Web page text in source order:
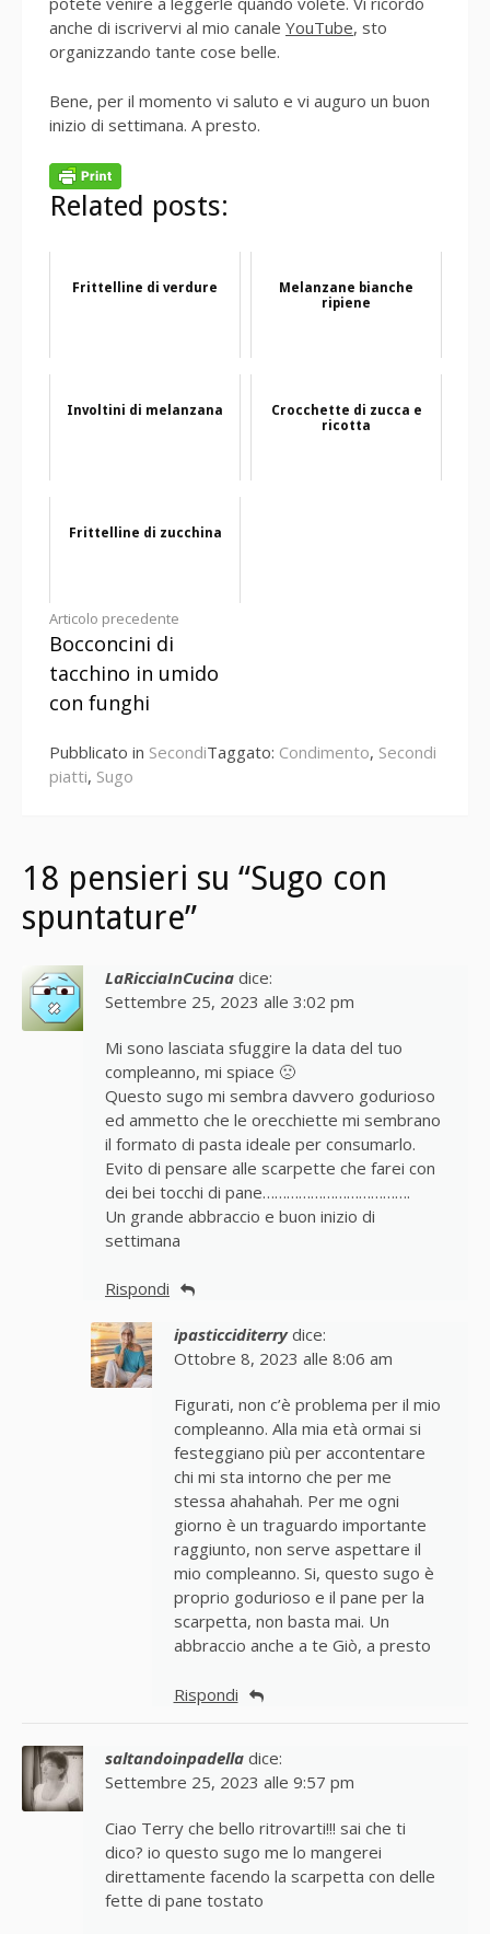
anche di iscrivervi al mio canale YouTube, sto
organizzando tante cose belle.
Bene, per il momento vi saluto e vi auguro un buon
inizio di settimana. A presto.
Related posts:
Frittelline di verdure
Melanzane bianche
ripiene
Involtini di melanzana
Crocchette di zucca e
ricotta
Frittelline di zucchina
Continua
a
leggere
Articolo precedente
Bocconcini di
tacchino in umido
con funghi
Pubblicato in SecondiTaggato: Condimento, Secondi
piatti, Sugo
18 pensieri su “Sugo con
spuntature”
LaRicciaInCucina dice:
Settembre 25, 2023 alle 3:02 pm
Mi sono lasciata sfuggire la data del tuo
compleanno, mi spiace 🙁
Questo sugo mi sembra davvero godurioso
ed ammetto che le orecchiette mi sembrano
il formato di pasta ideale per consumarlo.
Evito di pensare alle scarpette che farei con
dei bei tocchi di pane……………………………….
Un grande abbraccio e buon inizio di
settimana
Rispondi
ipasticciditerry dice:
Ottobre 8, 2023 alle 8:06 am
Figurati, non c’è problema per il mio
compleanno. Alla mia età ormai si
festeggiano più per accontentare
chi mi sta intorno che per me
stessa ahahahah. Per me ogni
giorno è un traguardo importante
raggiunto, non serve aspettare il
mio compleanno. Si, questo sugo è
proprio godurioso e il pane per la
scarpetta, non basta mai. Un
abbraccio anche a te Giò, a presto
Rispondi
saltandoinpadella dice:
Settembre 25, 2023 alle 9:57 pm
Ciao Terry che bello ritrovarti!!! sai che ti
dico? io questo sugo me lo mangerei
direttamente facendo la scarpetta con delle
fette di pane tostato